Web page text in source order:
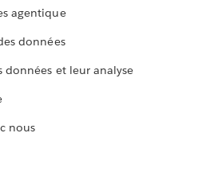
agentique
données
et leur analyse
nous